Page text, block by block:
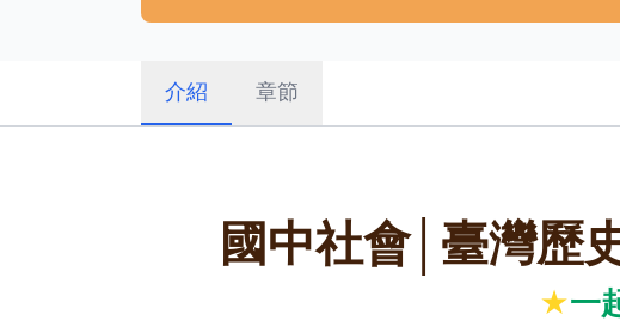
介紹 章節
國中社會│臺灣歷
★一